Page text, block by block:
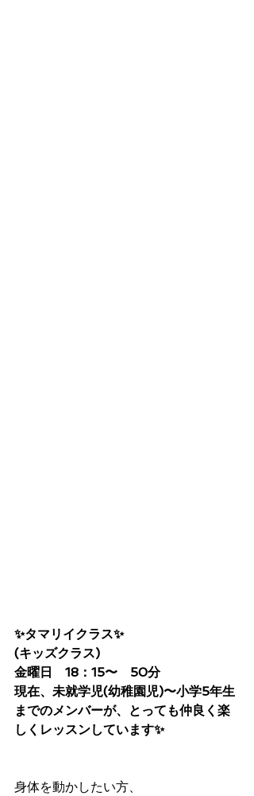
✨タマリイクラス✨
(キッズクラス)
金曜日　18：15〜　50分
現在、未就学児(幼稚園児)〜小学5年生
までのメンバーが、とっても仲良く楽
しくレッスンしています✨
身体を動かしたい方、